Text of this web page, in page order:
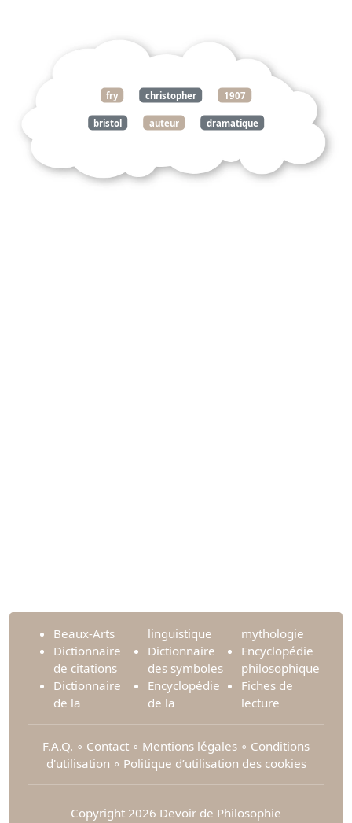
fry christopher 1907
bristol auteur dramatique
Beaux-Arts
Dictionnaire
de citations
Dictionnaire
de la
linguistique
Dictionnaire
des symboles
Encyclopédie
de la
mythologie
Encyclopédie
philosophique
Fiches de
lecture
F.A.Q. ∘ Contact ∘ Mentions légales ∘ Conditions
d'utilisation ∘ Politique d’utilisation des cookies
Copyright 2026 Devoir de Philosophie